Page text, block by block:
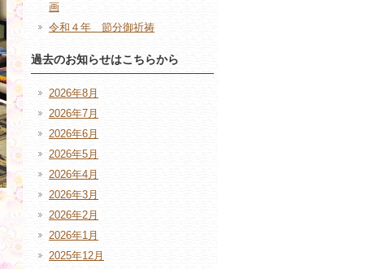
画
令和４年 節分御祈祷
過去のお知らせはこちらから
2026年8月
2026年7月
2026年6月
2026年5月
2026年4月
2026年3月
2026年2月
2026年1月
2025年12月